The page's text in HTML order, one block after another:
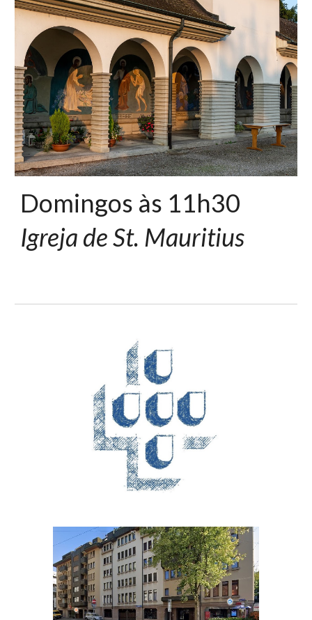
Domingos às 11h30
Igreja de St. Mauritius